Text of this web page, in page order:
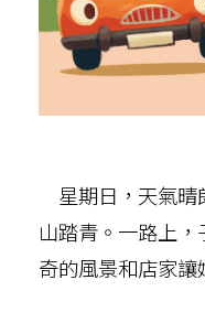
星期日，天氣晴
山踏青。一路上
奇的風景和店家讓